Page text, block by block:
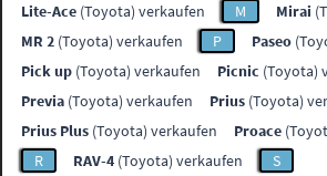
Lite-Ace (Toyota) verkaufen M Mirai
MR 2 (Toyota) verkaufen P Paseo
Pick up (Toyota) verkaufen Picnic (Toyota)
Previa (Toyota) verkaufen Prius (Toyota)
Prius Plus (Toyota) verkaufen Proace
R
RAV-4 (Toyota) verkaufen
S